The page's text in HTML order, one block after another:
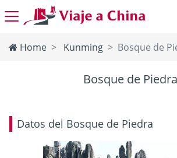
Home Kunming Bosque de
Bosque de Piedra
Datos del Bosque de Piedra